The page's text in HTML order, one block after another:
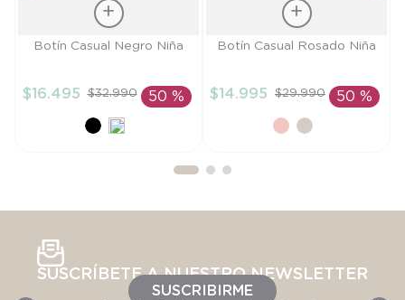
Talla
AÑADIR AL
CARRITO
Botín Casual Negro Niña
$16.495 $32.990 50 %
Talla
AÑADIR AL
CARRITO
Botín Casual Rosado Niña
$14.995 $29.990 50 %
SUSCRÍBETE A NUESTRO NEWSLETTER
SUSCRIBIRME